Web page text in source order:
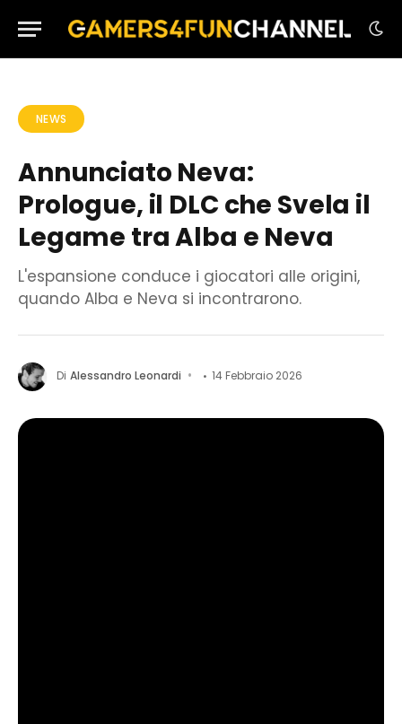
NEWS
Annunciato Neva:
Prologue, il DLC che Svela il
Legame tra Alba e Neva
L'espansione conduce i giocatori alle origini,
quando Alba e Neva si incontrarono.
Di Alessandro Leonardi 14 Febbraio 2026